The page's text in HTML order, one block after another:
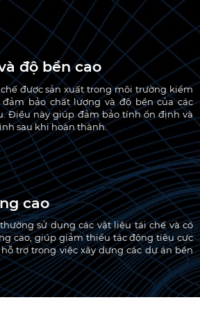
độ bền cao
được sản xuất trong môi trường kiểm
bảo chất lượng và độ bền của các
Điều này giúp đảm bảo tính ổn định và
sau khi hoàn thành.
cao
sử dụng các vật liệu tái chế và có
cao, giúp giảm thiểu tác động tiêu cực
trợ trong việc xây dựng các dự án bền